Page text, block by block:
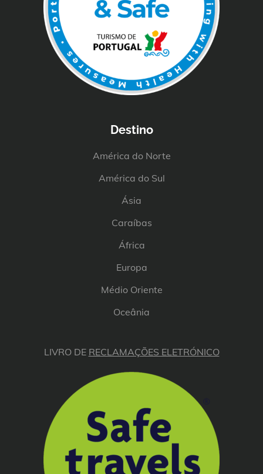
Destino
América do Norte
América do Sul
Ásia
Caraíbas
África
Europa
Médio Oriente
Oceânia
LIVRO DE RECLAMAÇÕES ELETRÓNICO